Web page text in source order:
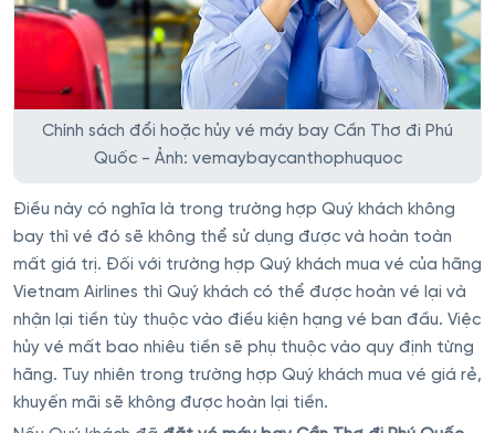
Chính sách đổi hoặc hủy vé máy bay Cần Thơ đi Phú
Quốc - Ảnh: vemaybaycanthophuquoc
Điều này có nghĩa là trong trường hợp Quý khách không
bay thì vé đó sẽ không thể sử dụng được và hoàn toàn
mất giá trị. Đối với trường hợp Quý khách mua vé của hãng
Vietnam Airlines thì Quý khách có thể được hoàn vé lại và
nhận lại tiền tùy thuộc vào điều kiện hạng vé ban đầu. Việc
hủy vé mất bao nhiêu tiền sẽ phụ thuộc vào quy định từng
hãng. Tuy nhiên trong trường hợp Quý khách mua vé giá rẻ,
khuyến mãi sẽ không được hoàn lại tiền.